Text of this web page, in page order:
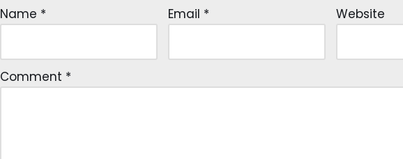
Name * Email * Website
Comment *